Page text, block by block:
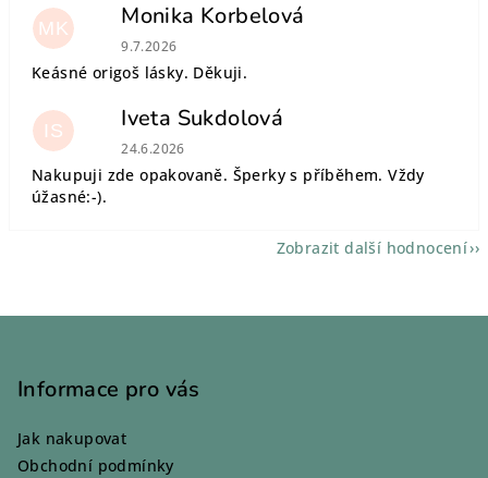
MK Monika Korbelová
Hodnocení obchodu je 5 z 5 hvězdiček.
9.7.2026
Keásné origoš lásky. Děkuji.
IS Iveta Sukdolová
Hodnocení obchodu je 5 z 5 hvězdiček.
24.6.2026
Nakupuji zde opakovaně. Šperky s příběhem. Vždy
úžasné:-).
Zobrazit další hodnocení
Informace pro vás
Jak nakupovat
Obchodní podmínky